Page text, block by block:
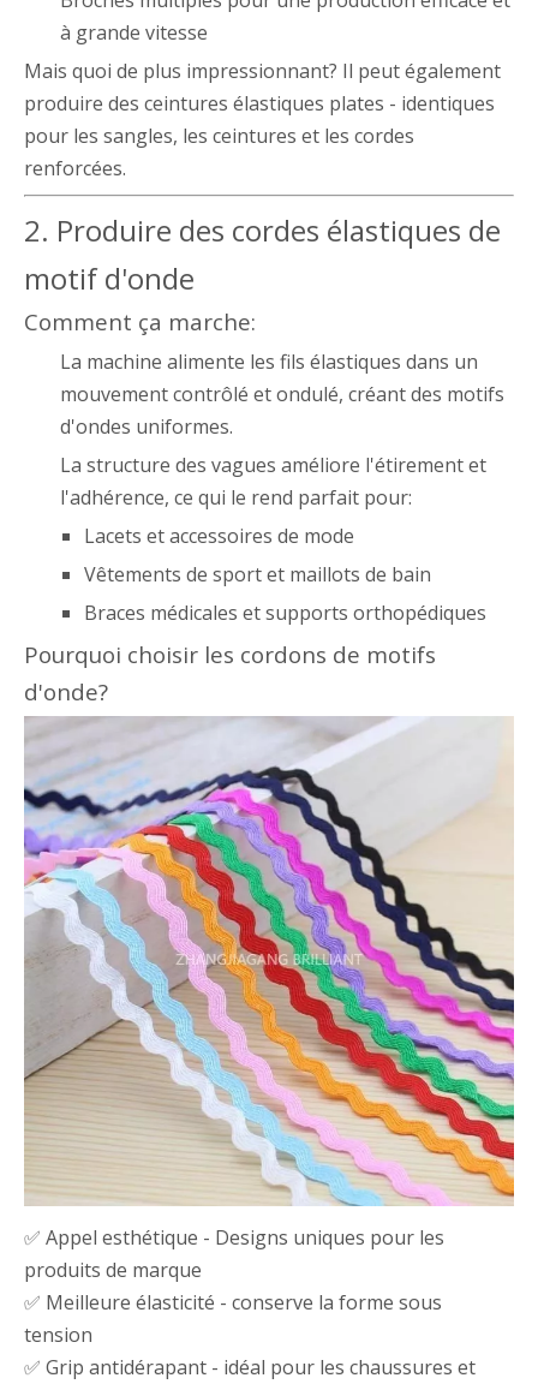
à grande vitesse
Mais quoi de plus impressionnant? Il peut également
produire des ceintures élastiques plates - identiques
pour les sangles, les ceintures et les cordes
renforcées.
2. Produire des cordes élastiques de
motif d'onde
Comment ça marche:
La machine alimente les fils élastiques dans un
mouvement contrôlé et ondulé, créant des motifs
d'ondes uniformes.
La structure des vagues améliore l'étirement et
l'adhérence, ce qui le rend parfait pour:
Lacets et accessoires de mode
Vêtements de sport et maillots de bain
Braces médicales et supports orthopédiques
Pourquoi choisir les cordons de motifs
d'onde?
✅ Appel esthétique - Designs uniques pour les
produits de marque
✅ Meilleure élasticité - conserve la forme sous
tension
✅ Grip antidérapant - idéal pour les chaussures et